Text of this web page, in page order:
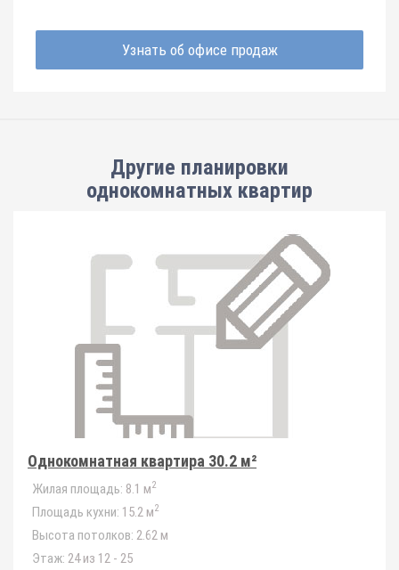
Узнать об офисе продаж
Другие планировки
однокомнатных квартир
Однокомнатная квартира 30.2 м²
Жилая площадь: 8.1 м2
Площадь кухни: 15.2 м2
Высота потолков: 2.62 м
Этаж: 24 из 12 - 25